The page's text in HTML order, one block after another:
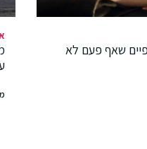
שאף פעם לא